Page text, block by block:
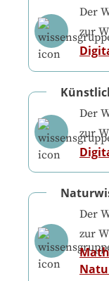
Der
zur
Der
zur
Der
zur